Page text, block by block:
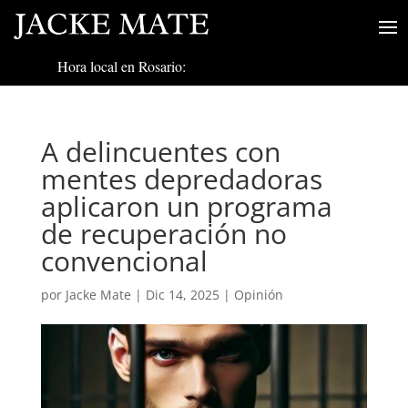
Hora local en Rosario:
A delincuentes con
mentes depredadoras
aplicaron un programa
de recuperación no
convencional
por Jacke Mate | Dic 14, 2025| Opinión